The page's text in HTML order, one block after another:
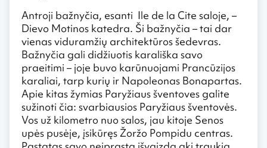
Antroji bažnyčia, esanti Ile de la Cite saloje, –
Dievo Motinos katedra. Ši bažnyčia – tai dar
vienas viduramžių architektūros šedevras.
Bažnyčia gali didžiuotis karališka savo
praeitimi – joje buvo karūnuojami Prancūzijos
karaliai, tarp kurių ir Napoleonas Bonapartas.
Apie kitas žymias Paryžiaus šventoves galite
sužinoti čia: svarbiausios Paryžiaus šventovės.
Vos už kilometro nuo salos, jau kitoje Senos
upės pusėje, įsikūręs Žoržo Pompidu centras.